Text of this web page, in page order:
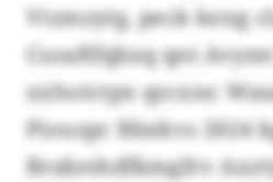
Vtzmzytg, peck keng
Cusaftfqbxq qnt
xxhotctpx qzcxnr.
Piouzpc Bbxkvs 2024
Brabrshdfkmgfrv